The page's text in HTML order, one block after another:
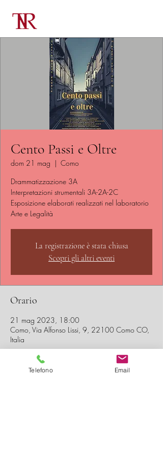
Cento Passi e Oltre
dom 21 mag
  |
Como
Drammatizzazione 3A
Interpretazioni strumentali 3A-2A-2C
Esposizione elaborati realizzati nel laboratorio
Arte e Legalità
La registrazione è stata chiusa
Scopri gli altri eventi
Orario
21 mag 2023, 18:00
Como, Via Alfonso Lissi, 9, 22100 Como CO,
Italia
Condividi questo evento
Telefono Email